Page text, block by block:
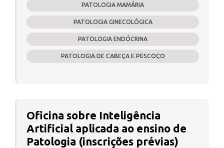
PATOLOGIA MAMÁRIA
PATOLOGIA GINECOLÓGICA
PATOLOGIA ENDÓCRINA
PATOLOGIA DE CABEÇA E PESCOÇO
Oficina sobre Inteligência
Artificial aplicada ao ensino de
Patologia (inscrições prévias)